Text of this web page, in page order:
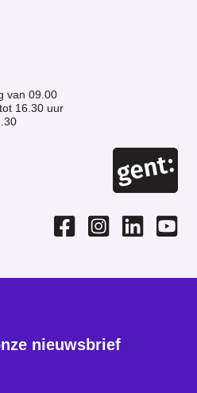
van 09.00
16.30 uur
nieuwsbrief